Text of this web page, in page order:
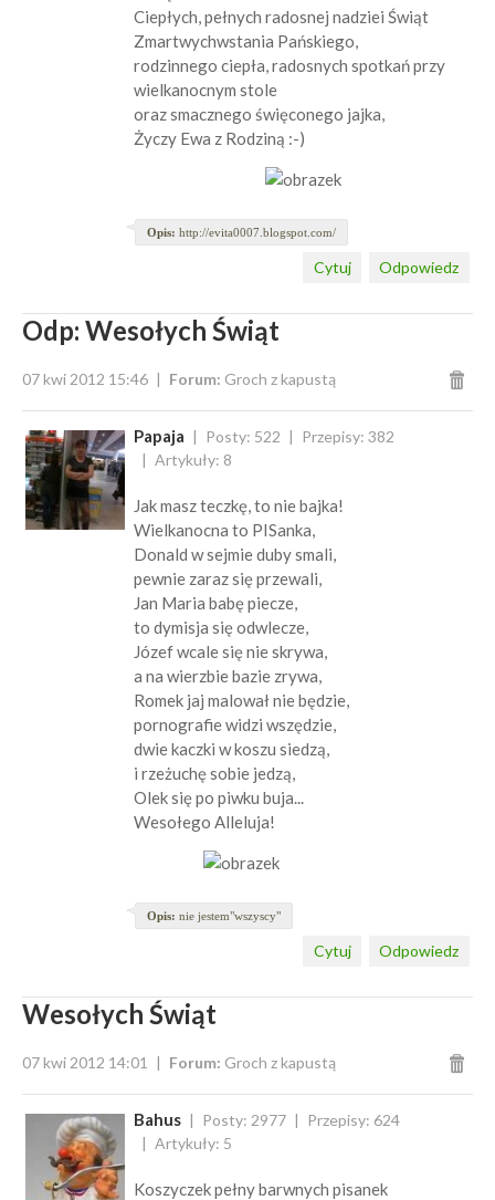
Ciepłych, pełnych radosnej nadziei Świąt
Zmartwychwstania Pańskiego,
rodzinnego ciepła, radosnych spotkań przy
wielkanocnym stole
oraz smacznego święconego jajka,
Życzy Ewa z Rodziną :-)
Opis: http://evita0007.blogspot.com/
Odpowiedz
Cytuj
Odp: Wesołych Świąt
07 kwi 2012 15:46 Forum: Groch z kapustą
Papaja Posty: 522
Przepisy: 382
Artykuły: 8
Jak masz teczkę, to nie bajka!
Wielkanocna to PISanka,
Donald w sejmie duby smali,
pewnie zaraz się przewali,
Jan Maria babę piecze,
to dymisja się odwlecze,
Józef wcale się nie skrywa,
a na wierzbie bazie zrywa,
Romek jaj malował nie będzie,
pornografie widzi wszędzie,
dwie kaczki w koszu siedzą,
i rzeżuchę sobie jedzą,
Olek się po piwku buja...
Wesołego Alleluja!
Opis: nie jestem"wszyscy"
Odpowiedz
Cytuj
Wesołych Świąt
07 kwi 2012 14:01 Forum: Groch z kapustą
Bahus Posty: 2977
Przepisy: 624
Artykuły: 5
Koszyczek pełny barwnych pisanek